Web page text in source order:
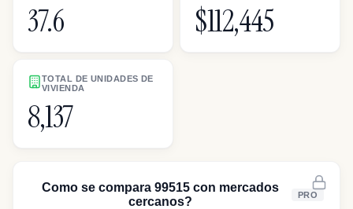
37.6 $112,445
TOTAL DE UNIDADES DE
VIVIENDA
8,137
Como se compara 99515 con mercados
cercanos?
PRO